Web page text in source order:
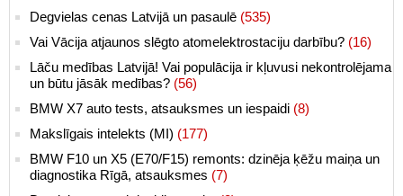
Degvielas cenas Latvijā un pasaulē (535)
Vai Vācija atjaunos slēgto atomelektrostaciju darbību? (16)
Lāču medības Latvijā! Vai populācija ir kļuvusi nekontrolējama
un būtu jāsāk medības? (56)
BMW X7 auto tests, atsauksmes un iespaidi (8)
Makslīgais intelekts (MI) (177)
BMW F10 un X5 (E70/F15) remonts: dzinēja ķēžu maiņa un
diagnostika Rīgā, atsauksmes (7)